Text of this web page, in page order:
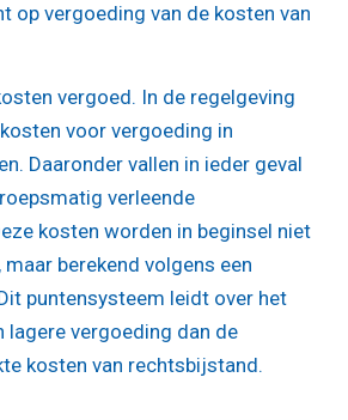
op vergoeding van de kosten van
vergoed. In de regelgeving
voor vergoeding in
Daaronder vallen in ieder geval
verleende
kosten worden in beginsel niet
berekend volgens een
puntensysteem leidt over het
lagere vergoeding dan de
kosten van rechtsbijstand.